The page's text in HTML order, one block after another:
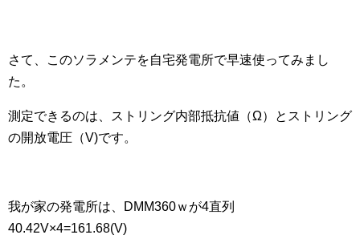
さて、このソラメンテを自宅発電所で早速使ってみまし
た。
測定できるのは、ストリング内部抵抗値（Ω）とストリング
の開放電圧（V)です。
我が家の発電所は、DMM360ｗが4直列
40.42V×4=161.68(V)